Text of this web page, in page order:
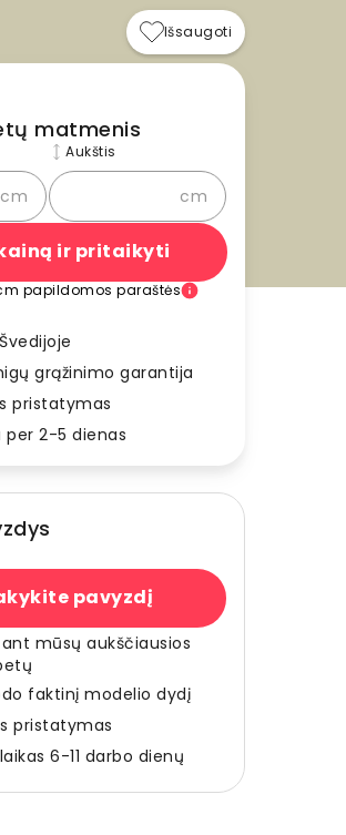
Išsaugoti
matmenis
cm
Aukštis
cm
ir pritaikyti
papildomos paraštės
grąžinimo garantija
pristatymas
per 2-5 dienas
pavyzdį
mūsų aukščiausios
faktinį modelio dydį
pristatymas
6-11 darbo dienų